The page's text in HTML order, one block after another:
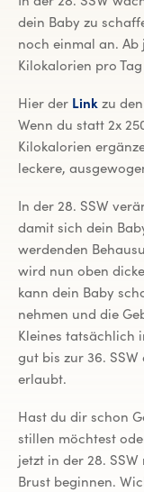
dein Baby zu
noch einmal an.
Kilokalorien pro
Hier der Link zu
Wenn du statt 2x
Kilokalorien
leckere,
In der 28. SSW
damit sich dein
werdenden
wird nun oben
kann dein Baby
nehmen und die
Kleines tatsächlich
gut bis zur 36.
erlaubt.
Hast du dir schon
stillen möchtest
jetzt in der 28.
Brust beginnen.